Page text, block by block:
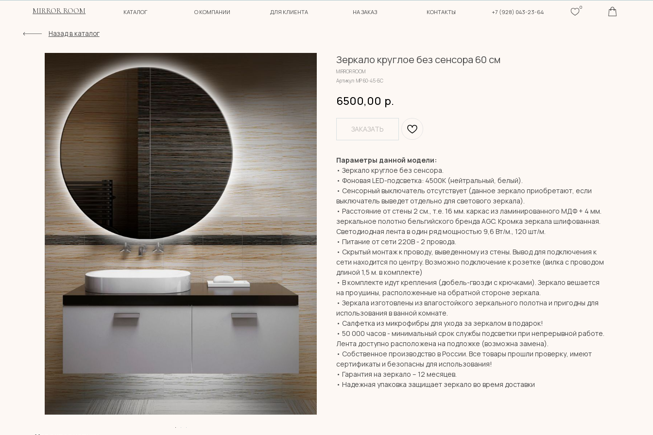
MIRROR ROOM КАТАЛОГ О КОМПАНИИ ДЛЯ КЛИЕНТА +7 (928) 043-23-64
Назад в каталог
Зеркало круглое без сенсора 60 см
MIRROR ROOM
Артикул: МР 60-45-БС
6500,00 р.
ЗАКАЗАТЬ
Параметры данной модели:
• Зеркало круглое без сенсора.
• Фоновая LED-подсветка: 4500К (нейтральный, белый).
• Сенсорный выключатель отсутствует (данное зеркало приобретают, если
выключатель выведет отдельно для светового зеркала).
• Расстояние от стены 2 см., т.е. 16 мм. каркас из ламинированного МДФ + 4 мм.
зеркальное полотно бельгийского бренда AGC. Кромка зеркала шлифованная.
Светодиодная лента в один ряд мощностью 9,6 Вт/м., 120 шт/м.
• Питание от сети 220В - 2 провода.
• Скрытый монтаж к проводу, выведенному из стены. Вывод для подключения к
сети находится по центру. Возможно подключение к розетке (вилка с проводом
длиной 1,5 м. в комплекте)
• В комплекте идут крепления (дюбель-гвозди с крючками). Зеркало вешается
на проушины, расположенные на обратной стороне зеркала.
• Зеркала изготовлены из влагостойкого зеркального полотна и пригодны для
использования в ванной комнате.
• Салфетка из микрофибры для ухода за зеркалом в подарок!
• 50 000 часов - минимальный срок службы подсветки при непрерывной работе.
Лента доступно расположена на подложке (возможна замена).
• Собственное производство в России. Все товары прошли проверку, имеют
сертификаты и безопасны для использования!
• Гарантия на зеркало – 12 месяцев.
• Надежная упаковка защищает зеркало во время доставки